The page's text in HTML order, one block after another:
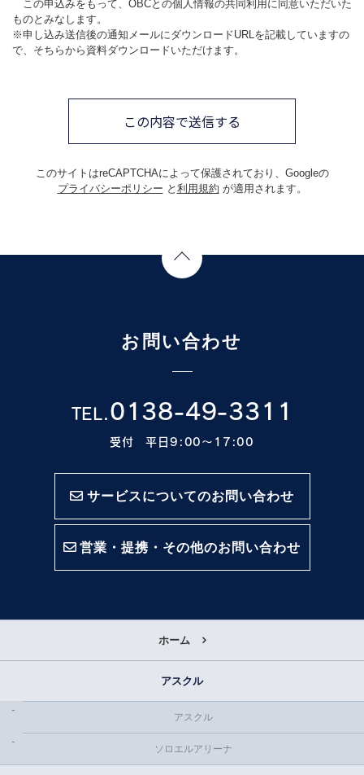
この申込みをもって、OBCとの個人情報の共同利用に同意いただいた
ものとみなします。
※申し込み送信後の通知メールにダウンロードURLを記載していますの
で、そちらから資料ダウンロードいただけます。
このサイトはreCAPTCHAによって保護されており、Googleの
プライバシーポリシー と 利用規約 が適用されます。
お問い合わせ
TEL.0138-49-3311
受付 平日9:00〜17:00
サービスについてのお問い合わせ
営業・提携・その他のお問い合わせ
ホーム
アスクル
アスクル
ソロエルアリーナ